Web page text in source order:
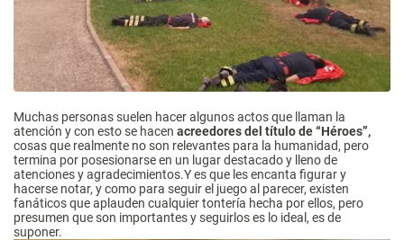
Muchas personas suelen hacer algunos actos que llaman la
atención y con esto se hacen acreedores del título de “Héroes”,
cosas que realmente no son relevantes para la humanidad, pero
termina por posesionarse en un lugar destacado y lleno de
atenciones y agradecimientos.Y es que les encanta figurar y
hacerse notar, y como para seguir el juego al parecer, existen
fanáticos que aplauden cualquier tontería hecha por ellos, pero
presumen que son importantes y seguirlos es lo ideal, es de
suponer.